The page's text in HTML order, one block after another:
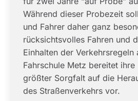
Während dieser Probezeit
und Fahrer daher ganz
rücksichtsvolles Fahren und
Einhalten der Verkehrsregeln
Fahrschule Metz bereitet ihre
größter Sorgfalt auf die
des Straßenverkehrs vor.